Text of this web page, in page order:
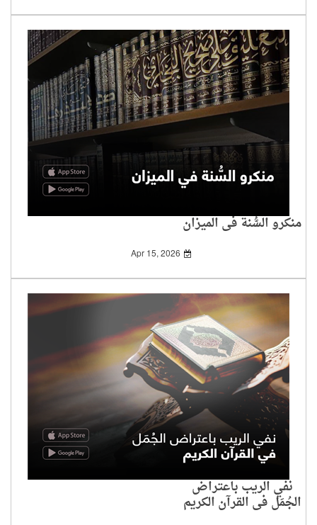
منكرو السُّنة في الميزان
Apr 15, 2026
نفي الريب باعتراض
الجُمَل في القرآن الكريم